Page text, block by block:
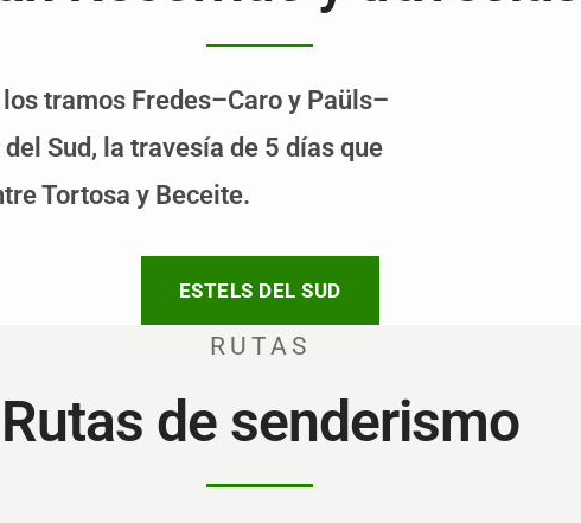
tramos Fredes–Caro y Paüls–
Sud, la travesía de 5 días que
Tortosa y Beceite.
ESTELS DEL SUD
RUTAS
Rutas de senderismo